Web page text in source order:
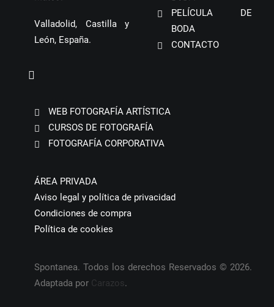
Valladolid, Castilla y
León, España.
PELÍCULA DE
BODA
CONTACTO
WEB FOTOGRAFÍA ARTÍSTICA
CURSOS DE FOTOGRAFÍA
FOTOGRAFÍA CORPORATIVA
ÁREA PRIVADA
Aviso legal y política de privacidad
Condiciones de compra
Política de cookies
Spontanea. Todos los derechos Reservados © 2026.
Adaptada por Carazos.